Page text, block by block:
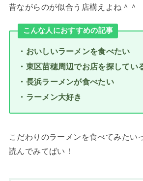
昔ながらのが似合う店構えよね＾＾
こんな人におすすめの記事
・おいしいラーメンを食べたい
・東区苗穂周辺でお店を探してい
・長浜ラーメンが食べたい
・ラーメン大好き
こだわりのラーメンを食べてみたい
読んでみてばい！